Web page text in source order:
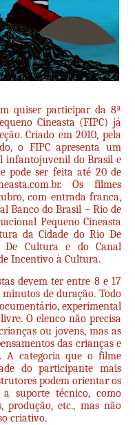
quiser participar da 8ª
Cineasta (FIPC) já
Criado em 2010, pela
o FIPC apresenta um
infantojuvenil do Brasil e
pode ser feita até 20 de
. Os filmes
com entrada franca,
Banco do Brasil – Rio de
Pequeno Cineasta
da Cidade do Rio De
De Cultura e do Canal
Incentivo à Cultura.
devem ter entre 8 e 17
de duração. Todo
experimental
O elenco não precisa
ou jovens, mas as
das crianças e
A categoria que o filme
do participante mais
podem orientar os
a suporte técnico, como
produção, etc., mas não
criativo.